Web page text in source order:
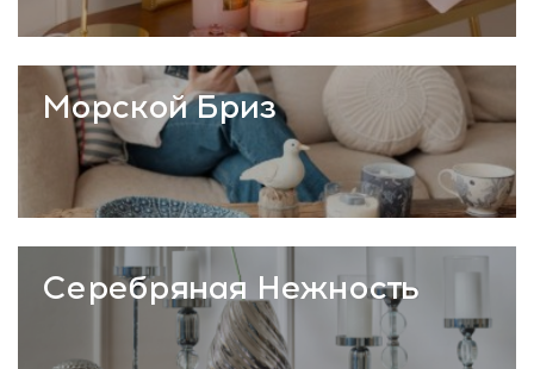
Морской Бриз
Серебряная Нежность